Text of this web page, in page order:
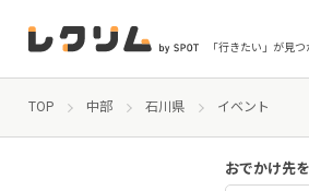
「行きたい」が見
TOP 中部 石川県 イベント
おでかけ先